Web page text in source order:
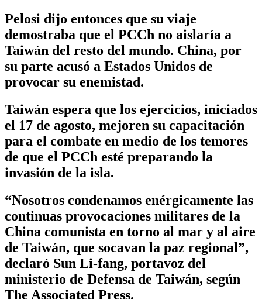
Pelosi dijo entonces que su viaje
demostraba que el PCCh no aislaría a
Taiwán del resto del mundo. China, por
su parte acusó a Estados Unidos de
provocar su enemistad.
Taiwán espera que los ejercicios, iniciados
el 17 de agosto, mejoren su capacitación
para el combate en medio de los temores
de que el PCCh esté preparando la
invasión de la isla.
“Nosotros condenamos enérgicamente las
continuas provocaciones militares de la
China comunista en torno al mar y al aire
de Taiwán, que socavan la paz regional”,
declaró Sun Li-fang, portavoz del
ministerio de Defensa de Taiwán, según
The Associated Press.